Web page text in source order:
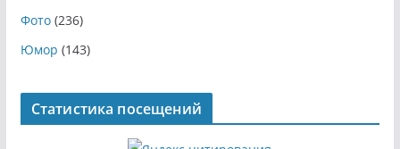
Фото(236)
Юмор (143)
Статистика посещений